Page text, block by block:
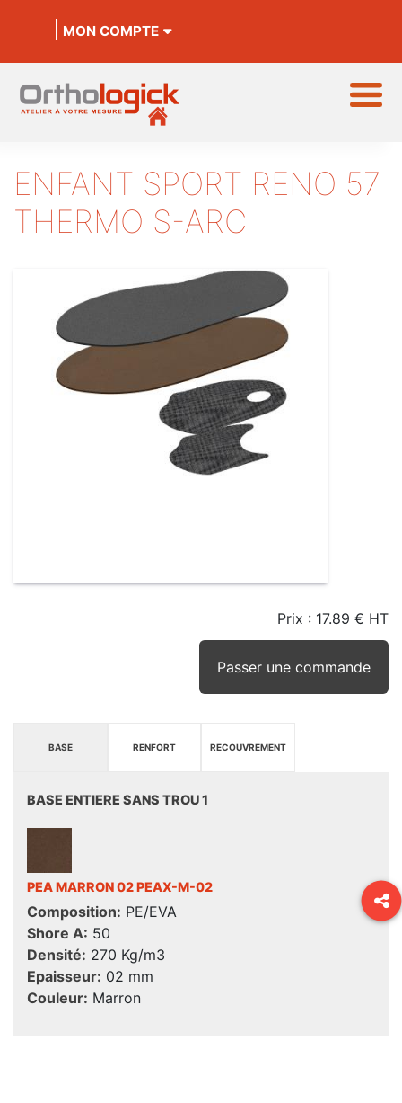
MON COMPTE
ENFANT SPORT RENO 57
THERMO S-ARC
STOCK
Prix : 17.89 € HT
Passer une commande
BASE RENFORT RECOUVREMENT
BASE ENTIERE SANS TROU 1
PEA MARRON 02 PEAX-M-02
Composition: PE/EVA
Shore A: 50
Densité: 270 Kg/m3
Epaisseur: 02 mm
Couleur: Marron